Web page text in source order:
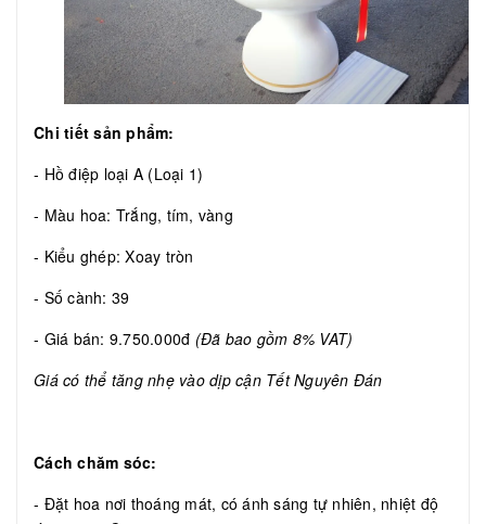
Chi tiết sản phẩm:
- Hồ điệp loại A (Loại 1)
- Màu hoa: Trắng, tím, vàng
- Kiểu ghép: Xoay tròn
- Số cành: 39
- Giá bán: 9.750.000đ (Đã bao gồm 8% VAT)
Giá có thể tăng nhẹ vào dịp cận Tết Nguyên Đán
Cách chăm sóc:
- Đặt hoa nơi thoáng mát, có ánh sáng tự nhiên, nhiệt độ